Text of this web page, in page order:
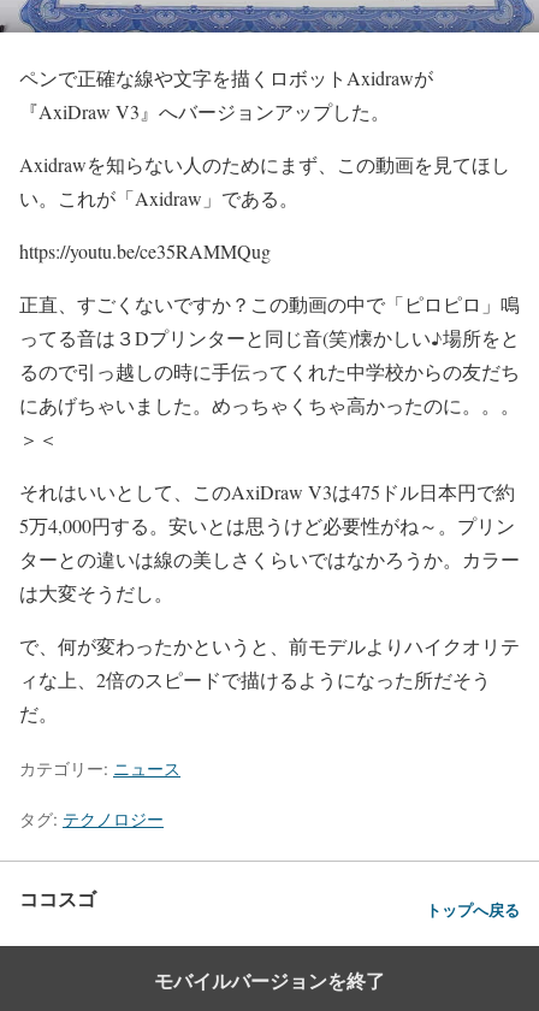
ペンで正確な線や文字を描くロボットAxidrawが
『AxiDraw V3』へバージョンアップした。
Axidrawを知らない人のためにまず、この動画を見てほし
い。これが「Axidraw」である。
https://youtu.be/ce35RAMMQug
正直、すごくないですか？この動画の中で「ピロピロ」鳴
ってる音は３Dプリンターと同じ音(笑)懐かしい♪場所をと
るので引っ越しの時に手伝ってくれた中学校からの友だち
にあげちゃいました。めっちゃくちゃ高かったのに。。。
＞＜
それはいいとして、このAxiDraw V3は475ドル日本円で約
5万4,000円する。安いとは思うけど必要性がね～。プリン
ターとの違いは線の美しさくらいではなかろうか。カラー
は大変そうだし。
で、何が変わったかというと、前モデルよりハイクオリテ
ィな上、2倍のスピードで描けるようになった所だそう
だ。
カテゴリー: ニュース
タグ: テクノロジー
ココスゴ トップへ戻る
モバイルバージョンを終了